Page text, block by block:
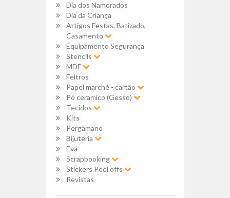
Dia dos Namorados
Dia da Criança
Artigos Festas, Batizado,
Casamento
Equipamento Segurança
Stencils
MDF
Feltros
Papel marché - cartão
Pó ceramico (Gesso)
Tecidos
Kits
Pergamano
Bijuteria
Eva
Scrapbooking
Stickers Peel offs
Revistas